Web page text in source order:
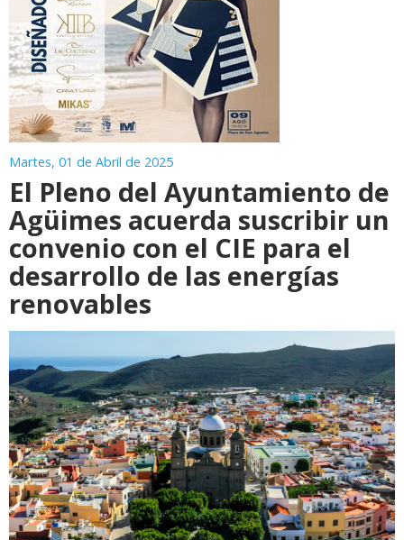
Martes, 01 de Abril de 2025
El Pleno del Ayuntamiento de
Agüimes acuerda suscribir un
convenio con el CIE para el
desarrollo de las energías
renovables